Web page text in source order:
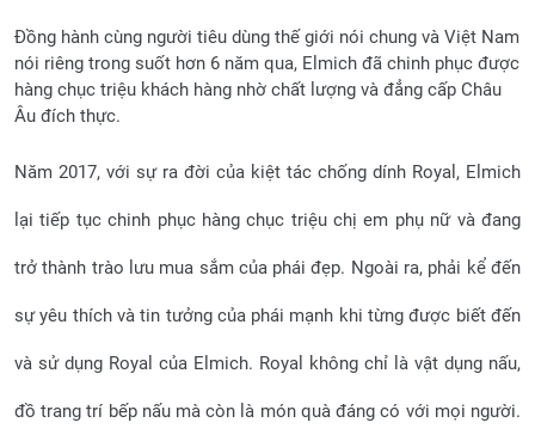
Đồng hành cùng người tiêu dùng thế giới nói chung và Việt Nam
nói riêng trong suốt hơn 6 năm qua, Elmich đã chinh phục được
hàng chục triệu khách hàng nhờ chất lượng và đẳng cấp Châu
Âu đích thực.
Năm 2017, với sự ra đời của kiệt tác chống dính Royal, Elmich
lại tiếp tục chinh phục hàng chục triệu chị em phụ nữ và đang
trở thành trào lưu mua sắm của phái đẹp. Ngoài ra, phải kể đến
sự yêu thích và tin tưởng của phái mạnh khi từng được biết đến
và sử dụng Royal của Elmich. Royal không chỉ là vật dụng nấu,
đồ trang trí bếp nấu mà còn là món quà đáng có với mọi người.